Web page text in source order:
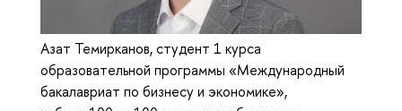
Азат Темирканов, студент 1 курса
образовательной программы «Международный
бакалавриат по бизнесу и экономике»,